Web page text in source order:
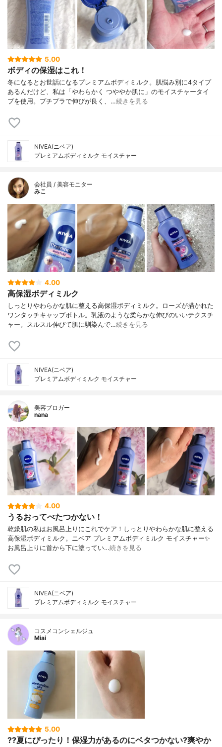
5.00
ボディの保湿はこれ！
冬になるとお世話になるプレミアムボディミルク。肌悩み別に4タイプ
あるんだけど、私は「やわらかく つややか肌に」のモイスチャータイ
プを使用。プチプラで伸びが良く、…続きを見る
NIVEA(ニベア)
プレミアムボディミルク モイスチャー
会社員 / 美容モニター
みこ
4.00
高保湿ボディミルク
しっとりやわらかな肌に整える高保湿ボディミルク。ローズが描かれた
ワンタッチキャップボトル。乳液のような柔らかな伸びのいいテクスチ
ャー。スルスル伸びて肌に馴染んで…続きを見る
NIVEA(ニベア)
プレミアムボディミルク モイスチャー
美容ブロガー
nana
4.00
うるおってべたつかない！
乾燥肌の私はお風呂上りにこれでケア！しっとりやわらかな肌に整える
高保湿ボディミルク。ニベア プレミアムボディミルク モイスチャー✨
お風呂上りに首から下に塗ってい…続きを見る
NIVEA(ニベア)
プレミアムボディミルク モイスチャー
コスメコンシェルジュ
Miai
5.00
??夏にぴったり！保湿力があるのにベタつかない?爽やか